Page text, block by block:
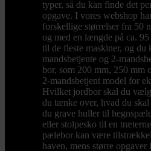
typer, så du kan finde det
opgave. I vores webshop
forskellige størrelser fra 50
og med en længde på ca.
til de fleste maskiner, og
mandsbetjente og 2-
bor, som 200 mm, 250 mm
2-mandsbetjent model for
Hvilket jordbor skal du
du tænke over, hvad du
du grave huller til
eller stolpesko til en
pælebor kan være
haven, mens større